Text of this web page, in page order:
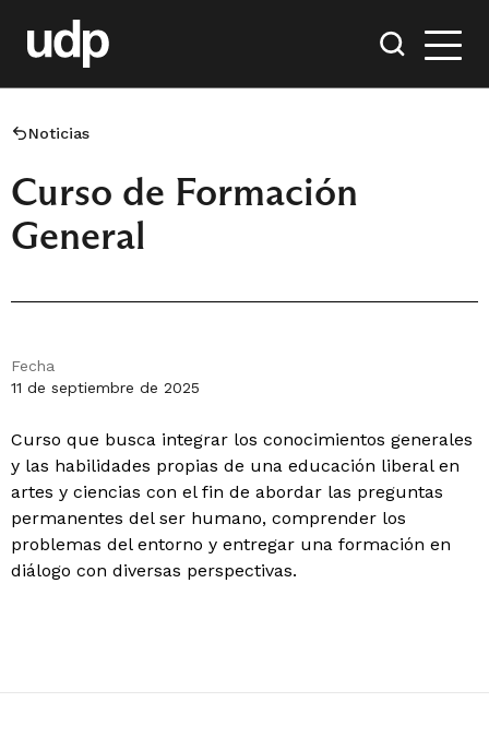
Noticias
Curso de Formación
General
Fecha
11 de septiembre de 2025
Curso que busca integrar los conocimientos generales
y las habilidades propias de una educación liberal en
artes y ciencias con el fin de abordar las preguntas
permanentes del ser humano, comprender los
problemas del entorno y entregar una formación en
diálogo con diversas perspectivas.